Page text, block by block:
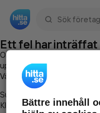
Ett fel har inträffat
Om du vill kan du
uppstod så att vi lättare och
Vänligen försök med följande:
Surfa till
Klicka påTillbaka-knappen i
Bättre innehåll